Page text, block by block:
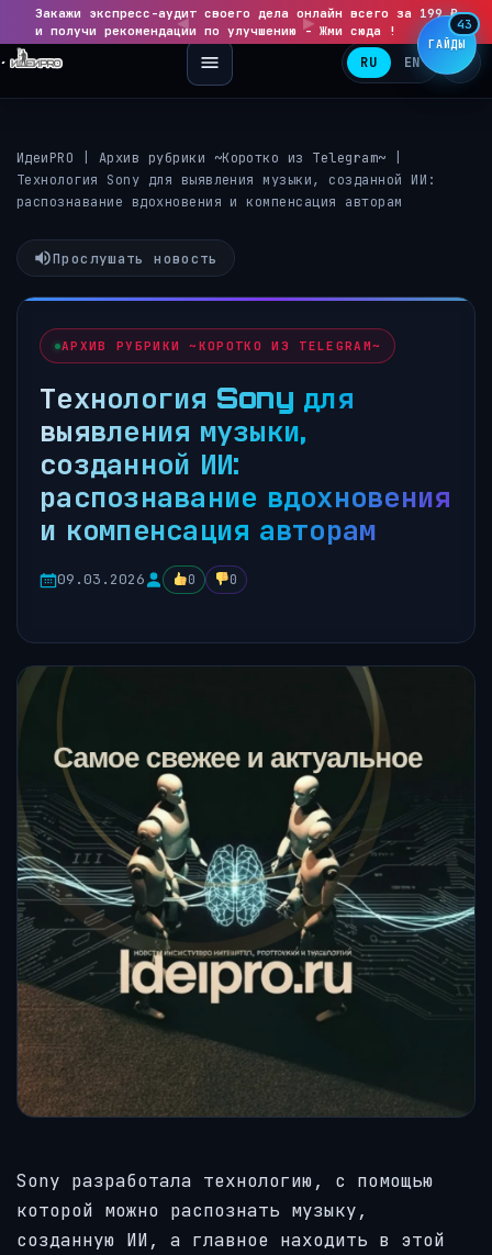
◀
Закажи экспресс-аудит своего дела онлайн всего за 199 ₽
и получи рекомендации по улучшению - Жми сюда !
▶
RU EN
ИдеиPRO Архив рубрики ~Коротко из Telegram~
Технология Sony для выявления музыки, созданной ИИ:
распознавание вдохновения и компенсация авторам
Прослушать новость
АРХИВ РУБРИКИ ~КОРОТКО ИЗ TELEGRAM~
Технология Sony для
выявления музыки,
созданной ИИ:
распознавание вдохновения
и компенсация авторам
09.03.2026 0 0
Sony разработала технологию, с помощью
которой можно распознать музыку,
созданную ИИ, а главное находить в этой
ГАЙДЫ
43